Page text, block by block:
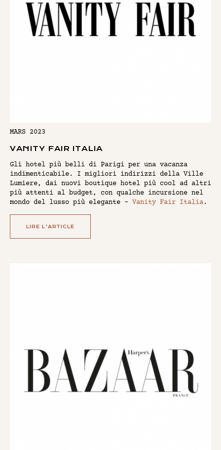
MARS 2023
VANITY FAIR ITALIA
Gli hotel più belli di Parigi per una vacanza
indimenticabile. I migliori indirizzi della Ville
Lumiere, dai nuovi boutique hotel più cool ad altri
più attenti al budget, con qualche incursione nel
mondo del lusso più elegante - Vanity Fair Italia.
LIRE L'ARTICLE